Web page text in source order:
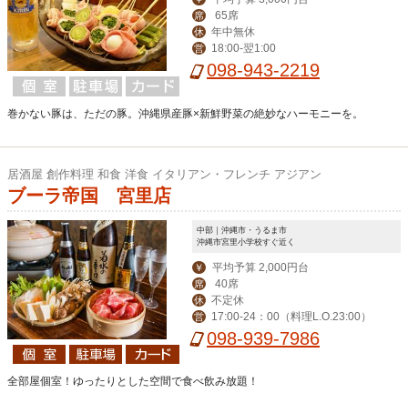
席 65席
休 年中無休
営 18:00-翌1:00
098-943-2219
巻かない豚は、ただの豚。沖縄県産豚×新鮮野菜の絶妙なハーモニーを。
居酒屋 創作料理 和食 洋食 イタリアン・フレンチ アジアン
ブーラ帝国 宮里店
中部｜沖縄市・うるま市
沖縄市宮里小学校すぐ近く
￥ 平均予算 2,000円台
席 40席
休 不定休
営 17:00-24：00（料理L.O.23:00）
098-939-7986
全部屋個室！ゆったりとした空間で食べ飲み放題！